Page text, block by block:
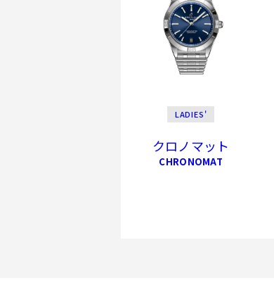
LADIES'
クロノマット
CHRONOMAT